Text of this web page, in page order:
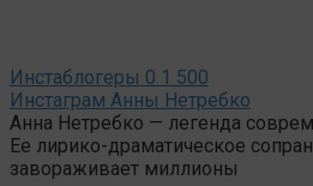
Инстаблогеры 0 1 500
Инстаграм Анны Нетребко
Анна Нетребко — легенда
Ее лирико-драматическое
завораживает миллионы